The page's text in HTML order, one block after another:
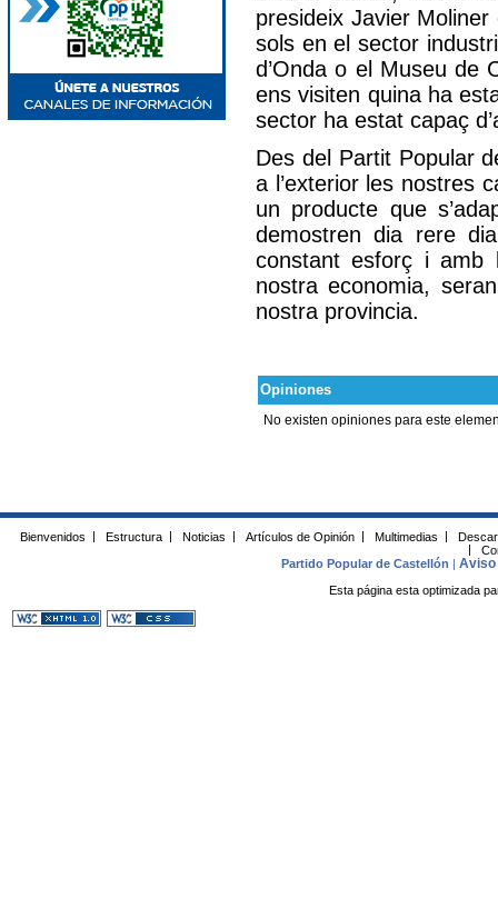
presideix Javier
sols en el sector
d’Onda o el Museu de
ens visiten quina ha
sector ha estat capaç
Des del Partit Popular
a l’exterior les nostres
un producte que
demostren dia rere
constant esforç i amb
nostra economia,
nostra provincia.
Opiniones
No existen opiniones para este
Bienvenidos Estructura Noticias Artículos de Opinión Multimedias
Partido Popular de Castellón
|Aviso
Esta página esta optimizada